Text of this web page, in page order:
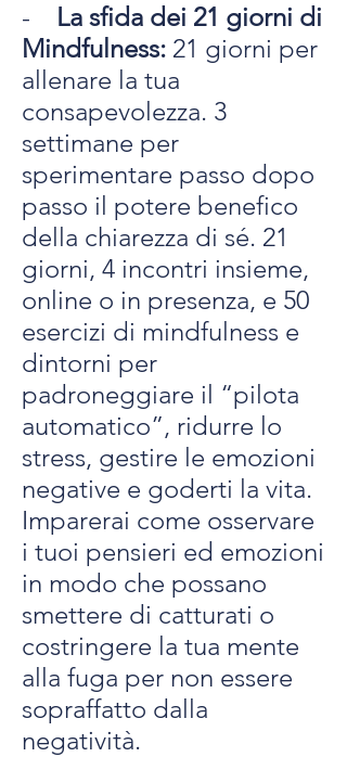
- La sfida dei 21 giorni di
Mindfulness: 21 giorni per
allenare la tua
consapevolezza. 3
settimane per
sperimentare passo dopo
passo il potere benefico
della chiarezza di sé. 21
giorni, 4 incontri insieme,
online o in presenza, e 50
esercizi di mindfulness e
dintorni per
padroneggiare il “pilota
automatico”, ridurre lo
stress, gestire le emozioni
negative e goderti la vita.
Imparerai come osservare
i tuoi pensieri ed emozioni
in modo che possano
smettere di catturati o
costringere la tua mente
alla fuga per non essere
sopraffatto dalla
negatività.